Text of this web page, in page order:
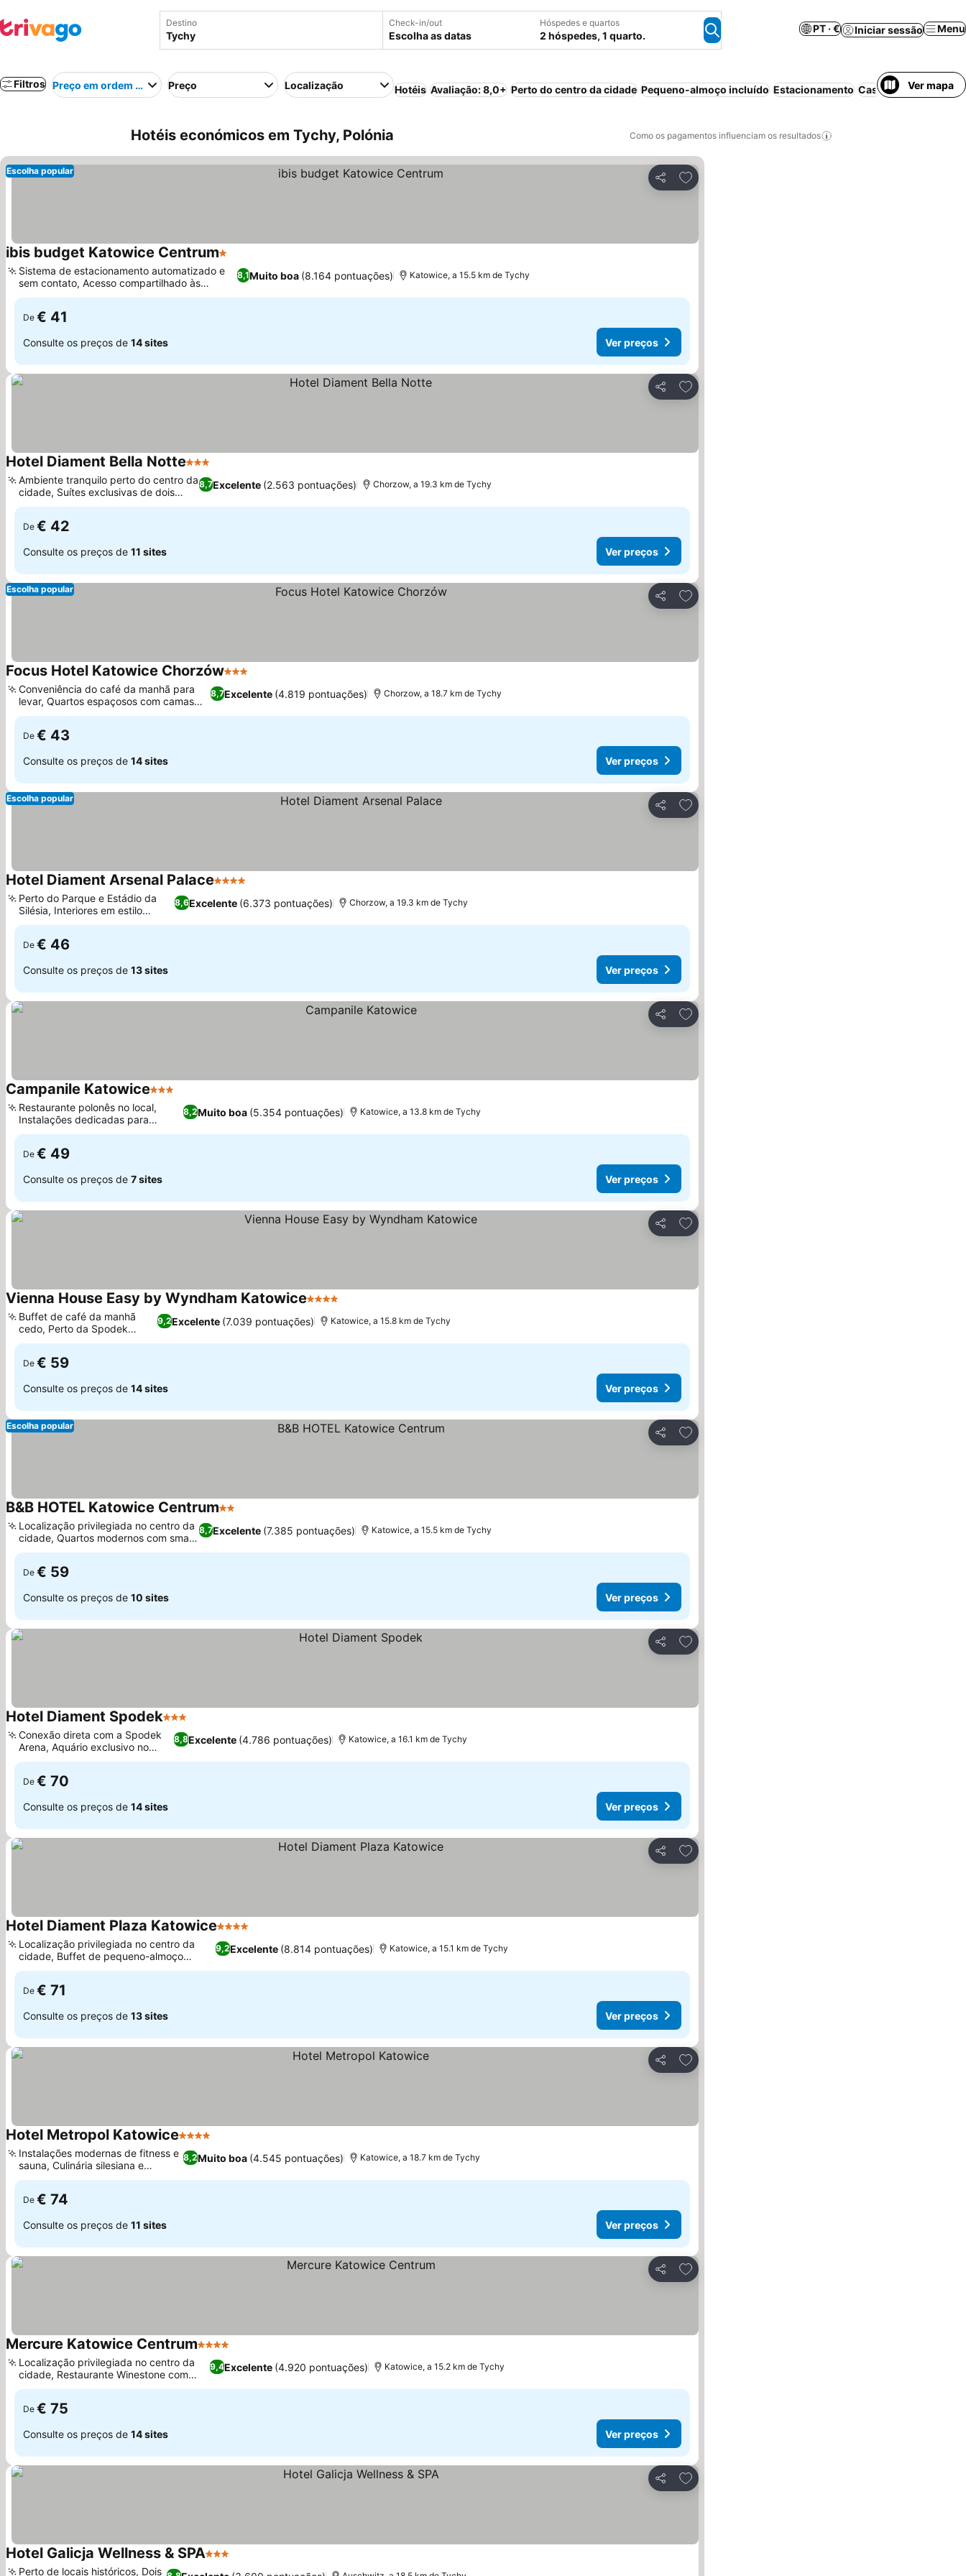
Destino Check-in/out
Escolha as datas
Hóspedes e quartos
2 hóspedes, 1 quarto.
PT · € Iniciar sessão Menu
Filtros Preço em ordem crescentePreço Localização Hotéis Avaliação: 8,0+ Perto do centro da cidade Pequeno-almoço incluído Estacionamento Casa/apartamento
Ver mapa
Hotéis económicos em Tychy, Polónia Como os pagamentos influenciam os resultados
Partilhar
Adicionar aos favoritos
Escolha popular
ibis budget Katowice Centrum1 Estrelas
8,1Muito boa (8.164 pontuações)
Sistema de estacionamento automatizado e
sem contato, Acesso compartilhado às
comodidades do Novotel
Katowice, a 15.5 km de Tychy
De € 41
Consulte os preços de 14 sites Ver preços
Partilhar
Adicionar aos favoritos
Hotel Diament Bella Notte3 Estrelas
8,7Excelente (2.563 pontuações)
Ambiente tranquilo perto do centro da
cidade, Suítes exclusivas de dois
andares
Chorzow, a 19.3 km de Tychy
De € 42
Consulte os preços de 11 sites Ver preços
Partilhar
Adicionar aos favoritos
Escolha popular
Focus Hotel Katowice Chorzów3 Estrelas
8,7Excelente (4.819 pontuações)
Conveniência do café da manhã para
levar, Quartos espaçosos com camas
confortáveis
Chorzow, a 18.7 km de Tychy
De € 43
Consulte os preços de 14 sites Ver preços
Partilhar
Adicionar aos favoritos
Escolha popular
Hotel Diament Arsenal Palace4 Estrelas
8,6Excelente (6.373 pontuações)
Perto do Parque e Estádio da
Silésia, Interiores em estilo
histórico
Chorzow, a 19.3 km de Tychy
De € 46
Consulte os preços de 13 sites Ver preços
Partilhar
Adicionar aos favoritos
Campanile Katowice3 Estrelas
8,2Muito boa (5.354 pontuações)
Restaurante polonês no local,
Instalações dedicadas para
conferências
Katowice, a 13.8 km de Tychy
De € 49
Consulte os preços de 7 sites Ver preços
Partilhar
Adicionar aos favoritos
Vienna House Easy by Wyndham Katowice4 Estrelas
9,2Excelente (7.039 pontuações)
Buffet de café da manhã
cedo, Perto da Spodek
Arena
Katowice, a 15.8 km de Tychy
De € 59
Consulte os preços de 14 sites Ver preços
Partilhar
Adicionar aos favoritos
Escolha popular
B&B HOTEL Katowice Centrum2 Estrelas
8,7Excelente (7.385 pontuações)
Localização privilegiada no centro da
cidade, Quartos modernos com smart
TVs
Katowice, a 15.5 km de Tychy
De € 59
Consulte os preços de 10 sites Ver preços
Partilhar
Adicionar aos favoritos
Hotel Diament Spodek3 Estrelas
8,8Excelente (4.786 pontuações)
Conexão direta com a Spodek
Arena, Aquário exclusivo no
lobby
Katowice, a 16.1 km de Tychy
De € 70
Consulte os preços de 14 sites Ver preços
Partilhar
Adicionar aos favoritos
Hotel Diament Plaza Katowice4 Estrelas
9,2Excelente (8.814 pontuações)
Localização privilegiada no centro da
cidade, Buffet de pequeno-almoço
variado e delicioso
Katowice, a 15.1 km de Tychy
De € 71
Consulte os preços de 13 sites Ver preços
Partilhar
Adicionar aos favoritos
Hotel Metropol Katowice4 Estrelas
8,2Muito boa (4.545 pontuações)
Instalações modernas de fitness e
sauna, Culinária silesiana e
polonesa
Katowice, a 18.7 km de Tychy
De € 74
Consulte os preços de 11 sites Ver preços
Partilhar
Adicionar aos favoritos
Mercure Katowice Centrum4 Estrelas
9,4Excelente (4.920 pontuações)
Localização privilegiada no centro da
cidade, Restaurante Winestone com
culinária local
Katowice, a 15.2 km de Tychy
De € 75
Consulte os preços de 14 sites Ver preços
Partilhar
Adicionar aos favoritos
Hotel Galicja Wellness & SPA3 Estrelas
Perto de locais históricos, Dois